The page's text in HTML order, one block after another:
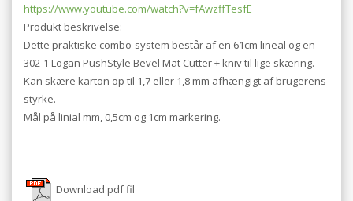
https://www.youtube.com/watch?v=fAwzffTesfE
Produkt beskrivelse:
Dette praktiske combo-system består af en 61cm lineal og en
302-1 Logan PushStyle Bevel Mat Cutter + kniv til lige skæring.
Kan skære karton op til 1,7 eller 1,8 mm afhængigt af brugerens
styrke.
Mål på linial mm, 0,5cm og 1cm markering.
Download pdf fil